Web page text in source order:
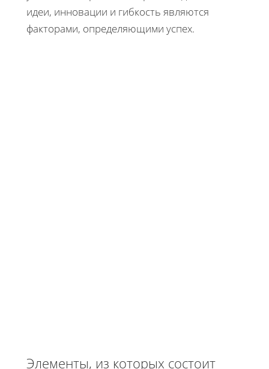
идеи, инновации и гибкость являются
факторами, определяющими успех.
Элементы, из которых состоит